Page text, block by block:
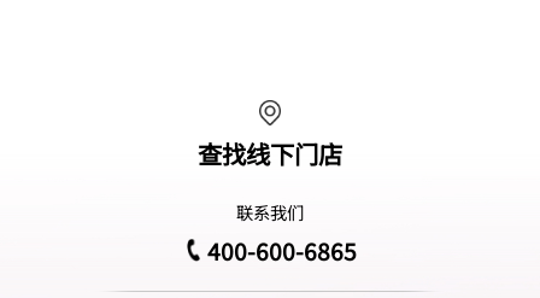
查找线下门店
联系我们
400-600-6865